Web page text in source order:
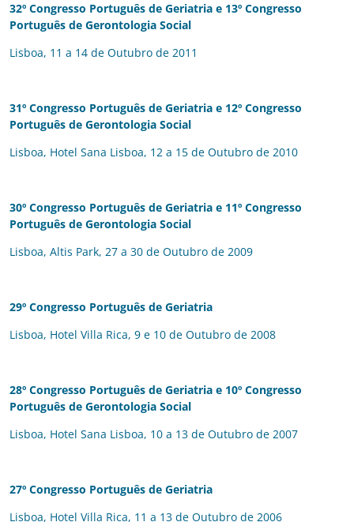
32º Congresso Português de Geriatria e 13º Congresso
Português de Gerontologia Social
Lisboa, 11 a 14 de Outubro de 2011
31º Congresso Português de Geriatria e 12º Congresso
Português de Gerontologia Social
Lisboa, Hotel Sana Lisboa, 12 a 15 de Outubro de 2010
30º Congresso Português de Geriatria e 11º Congresso
Português de Gerontologia Social
Lisboa, Altis Park, 27 a 30 de Outubro de 2009
29º Congresso Português de Geriatria
Lisboa, Hotel Villa Rica, 9 e 10 de Outubro de 2008
28º Congresso Português de Geriatria e 10º Congresso
Português de Gerontologia Social
Lisboa, Hotel Sana Lisboa, 10 a 13 de Outubro de 2007
27º Congresso Português de Geriatria
Lisboa, Hotel Villa Rica, 11 a 13 de Outubro de 2006